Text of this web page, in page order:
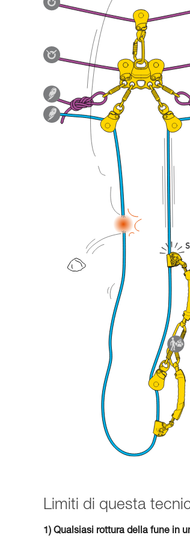
Limiti di questa
1) Qualsiasi rottura della fune in